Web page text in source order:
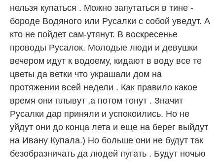
нельзя купаться . Можно запутаться в тине -
бороде Водяного или Русалки с собой уведут. А
кто не пойдет сам-утянут. В воскресенье
проводы Русалок. Молодые люди и девушки
вечером идут к водоему, кидают в воду все те
цветы да ветки что украшали дом на
протяжении всей недели . Как правило какое
время они плывут ,а потом тонут . Значит
Русалки дар приняли и успокоились. Но не
уйдут они до конца лета и еще на берег выйдут
на Ивану Купала.) Но больше они не будут так
безобразничать да людей пугать . Будут ночью